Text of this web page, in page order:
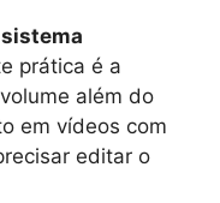
prática é a
além do
em vídeos com
editar o